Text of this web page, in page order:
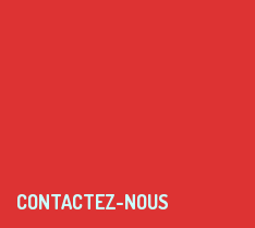
CONTACTEZ-NOUS